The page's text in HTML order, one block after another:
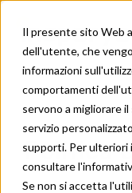
Il presente sito Web
dell'utente, che
informazioni
comportamenti
servono a migliorare
servizio
supporti. Per ulteriori
consultare
Se non si accetta
Politica